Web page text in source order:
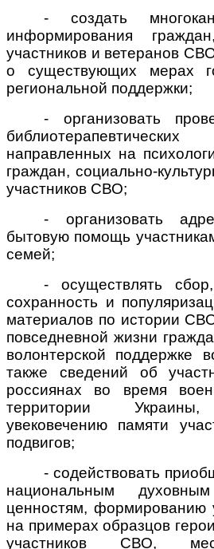
- создать
информирования
участников и ветеранов
о существующих мерах
региональной поддержки;
- организовать
направленных на
граждан, социально-
участников СВО;
- организовать
бытовую помощь
семей;
- осуществлять
сохранность и
материалов по истории
повседневной жизни
волонтерской поддержке
также сведений об
россиянах во время
территории Украины,
увековечению памяти
подвигов;
- содействовать
национальным
ценностям, формированию
на примерах образцов
участников СВО,